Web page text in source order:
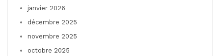
janvier 2026
décembre 2025
novembre 2025
octobre 2025